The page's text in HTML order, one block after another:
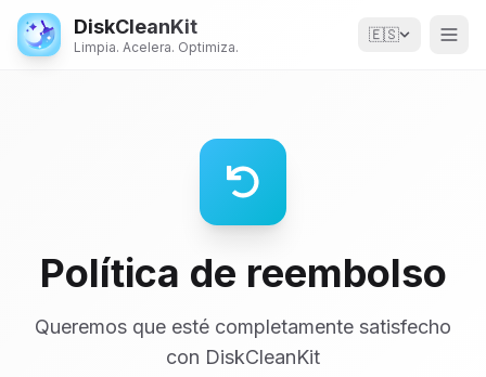
DiskCleanKit
Limpia. Acelera. Optimiza.
🇪🇸
Política de reembolso
Queremos que esté completamente satisfecho
con DiskCleanKit